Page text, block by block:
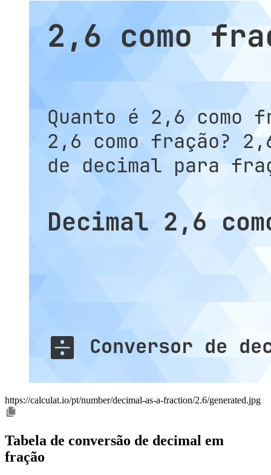
https://calculat.io/pt/number/decimal-as-a-fraction/2.6/generated.jpg
Tabela de conversão de decimal em
fração